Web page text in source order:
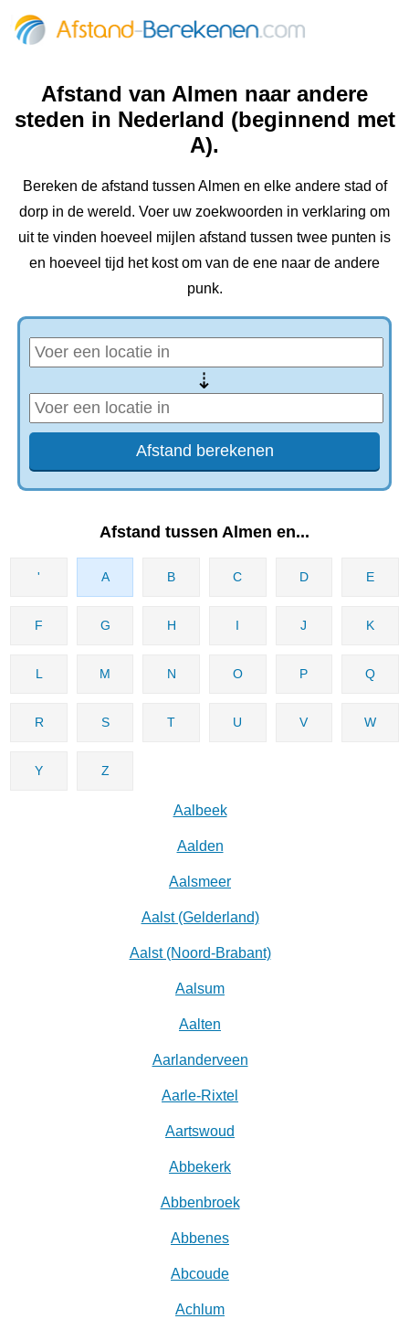
Afstand van Almen naar andere
steden in Nederland (beginnend met
A).
Bereken de afstand tussen Almen en elke andere stad of
dorp in de wereld. Voer uw zoekwoorden in verklaring om
uit te vinden hoeveel mijlen afstand tussen twee punten is
en hoeveel tijd het kost om van de ene naar de andere
punk.
⇢
Afstand tussen Almen en...
' A B C D E
F G H I J K
L M N O P Q
R S T U V W
Y Z
Aalbeek
Aalden
Aalsmeer
Aalst (Gelderland)
Aalst (Noord-Brabant)
Aalsum
Aalten
Aarlanderveen
Aarle-Rixtel
Aartswoud
Abbekerk
Abbenbroek
Abbenes
Abcoude
Achlum